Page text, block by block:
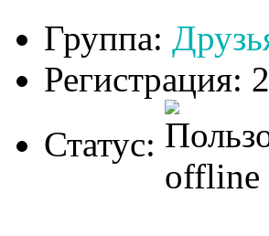
Группа:
Регистрация:
Статус: